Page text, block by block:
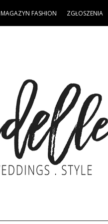
MAGAZYN FASHION ZGŁOSZENIA